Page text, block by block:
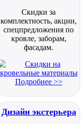
Скидки за
комплектность, акции,
спецпредложения по
кровле, заборам,
фасадам.
Подробнее >>
Дизайн экстерьера